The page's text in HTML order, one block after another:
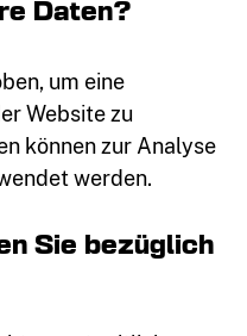
Daten?
um eine
Website zu
können zur Analyse
werden.
Sie bezüglich